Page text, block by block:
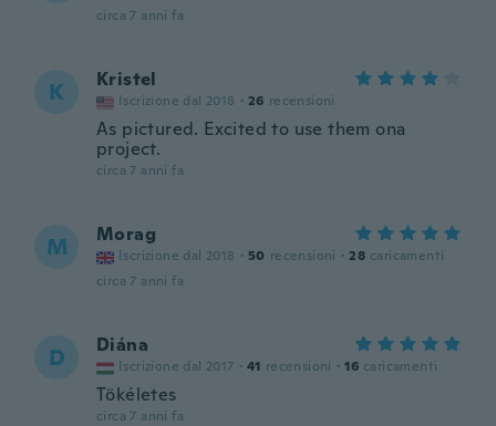
circa 7 anni fa
K Kristel
Iscrizione dal 2018 · 26 recensioni
As pictured. Excited to use them ona
project.
circa 7 anni fa
M Morag
Iscrizione dal 2018 · 50 recensioni · 28 caricamenti
circa 7 anni fa
D Diána
Iscrizione dal 2017 · 41 recensioni · 16 caricamenti
Tökéletes
circa 7 anni fa